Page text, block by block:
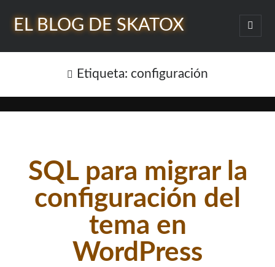
EL BLOG DE SKATOX
abrir
menú
Barra
lateral Etiqueta: configuración
SQL para migrar la
configuración del
tema en
WordPress